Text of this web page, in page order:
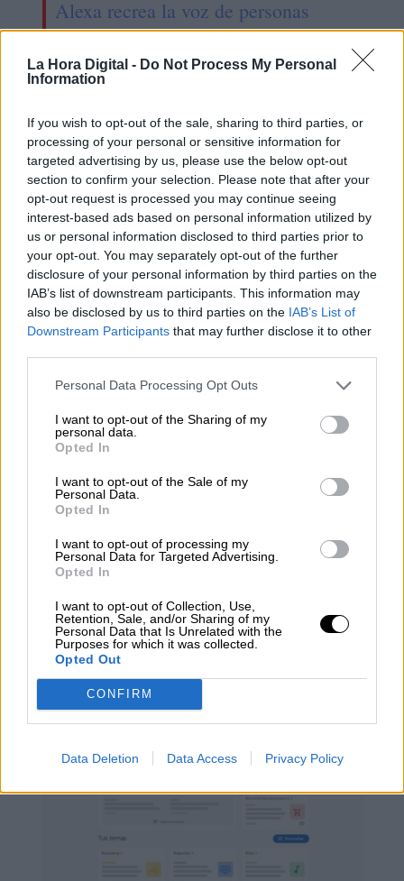
La Hora Digital - Do Not Process My Personal
Information
If you wish to opt-out of the sale, sharing to third parties, or
processing of your personal or sensitive information for
targeted advertising by us, please use the below opt-out
section to confirm your selection. Please note that after your
opt-out request is processed you may continue seeing
interest-based ads based on personal information utilized by
us or personal information disclosed to third parties prior to
your opt-out. You may separately opt-out of the further
disclosure of your personal information by third parties on the
IAB’s list of downstream participants. This information may
also be disclosed by us to third parties on the IAB’s List of
Downstream Participants that may further disclose it to other
Personal Data Processing Opt Outs
I want to opt-out of the Sharing of my
personal data.
Opted In
I want to opt-out of the Sale of my
Personal Data.
Opted In
I want to opt-out of processing my
Personal Data for Targeted Advertising.
Opted In
I want to opt-out of Collection, Use,
Retention, Sale, and/or Sharing of my
Personal Data that Is Unrelated with the
Purposes for which it was collected.
Opted Out
CONFIRM
Data Deletion Data Access Privacy Policy
Alexa recrea la voz de personas
fallecidas
Ford de Almussafes (Valencia)
creará 25.000 empleos en la
fabricación de coches eléctricos
Ana, la próxima estrella de internet
no es de carne y hueso